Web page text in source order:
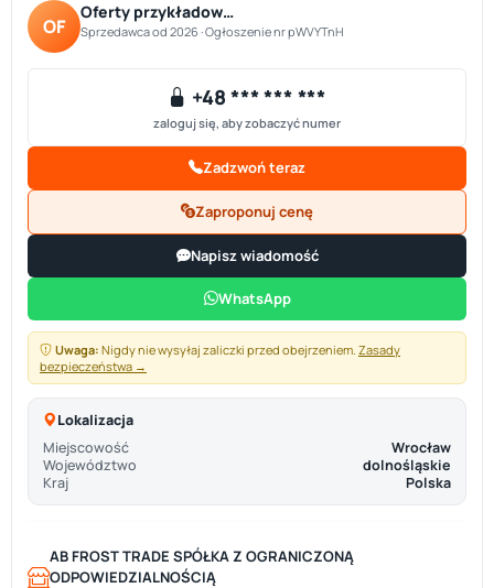
OF
Oferty przykładow…
Sprzedawca od 2026 · Ogłoszenie nr pWVYTnH
+48 *** *** ***
zaloguj się, aby zobaczyć numer
Zadzwoń teraz
Zaproponuj cenę
Napisz wiadomość
WhatsApp
Uwaga: Nigdy nie wysyłaj zaliczki przed obejrzeniem. Zasady
bezpieczeństwa →
Lokalizacja
Miejscowość
Wrocław
Województwo
dolnośląskie
Kraj
Polska
AB FROST TRADE SPÓŁKA Z OGRANICZONĄ
ODPOWIEDZIALNOŚCIĄ